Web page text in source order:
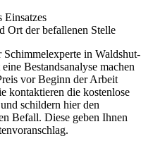
Einsatzes
Ort der befallenen Stelle
Schimmelexperte in Waldshut-
Bestandsanalyse machen
vor Beginn der Arbeit
kontaktieren die kostenlose
schildern hier den
Befall. Diese geben Ihnen